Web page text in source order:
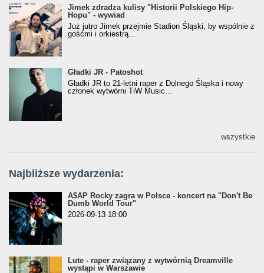
Jimek zdradza kulisy "Historii Polskiego Hip-
Hopu" - wywiad
Jimek zdradza kulisy "Historii Polskiego Hip-
Hopu" - wywiad
Już jutro Jimek przejmie Stadion Śląski, by wspólnie z
gośćmi i orkiestrą...
Gładki JR - Patoshot
Gładki JR - Patoshot
Gładki JR to 21-letni raper z Dolnego Śląska i nowy
członek wytwórni TiW Music...
wszystkie
Najbliższe wydarzenia:
A$AP Rocky zagra w Polsce - koncert na "Don't Be
Dumb World Tour"
2026-09-13 18:00
Lute - raper związany z wytwórnią Dreamville
wystąpi w Warszawie